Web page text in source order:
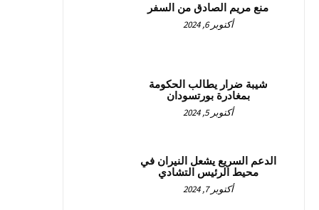
منع مريم الصادق من السفر
أكتوبر 6, 2024
شيبة ضرار يطالب الحكومة
بمغادرة بورتسودان
أكتوبر 5, 2024
الدعم السريع يشعل النيران في
محيط الرئيس التشادي
أكتوبر 7, 2024